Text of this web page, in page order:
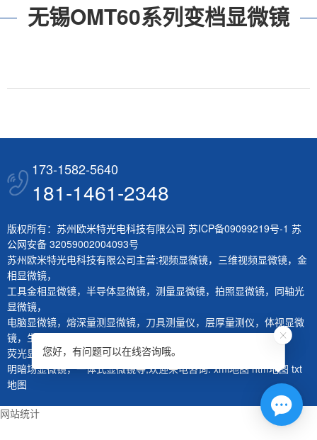
无锡OMT60系列变档显微镜
173-1582-5640
181-1461-2348
版权所有：苏州欧米特光电科技有限公司 苏ICP备09099219号-1 苏
公网安备 32059002004093号
苏州欧米特光电科技有限公司主营:视频显微镜， 三维视频显微镜， 金
相显微镜，
工具金相显微镜， 半导体显微镜， 测量显微镜， 拍照显微镜， 同轴光
显微镜，
电脑显微镜， 熔深量测显微镜， 刀具测量仪， 层厚量测仪， 体视显微
镜， 生物显微镜，
荧光显微镜， 红外显微镜，微分干涉显微镜
明暗场显微镜，一体式显微镜等,欢迎来电咨询.xml地图 htm地图 txt
地图
网站统计
您好，有问题可以在线咨询哦。